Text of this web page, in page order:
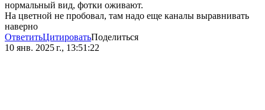
нормальный вид, фотки оживают.
На цветной не пробовал, там надо еще каналы выравнивать
наверно
ОтветитьЦитироватьПоделиться
10 янв. 2025 г., 13:51:22